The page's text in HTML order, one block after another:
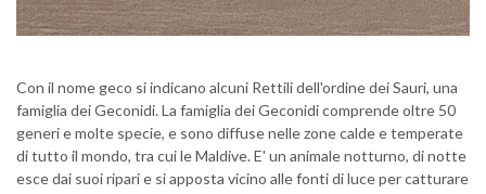
Con il nome geco si indicano alcuni Rettili dell'ordine dei Sauri, una
famiglia dei Geconidi. La famiglia dei Geconidi comprende oltre 50
generi e molte specie, e sono diffuse nelle zone calde e temperate
di tutto il mondo, tra cui le Maldive. E' un animale notturno, di notte
esce dai suoi ripari e si apposta vicino alle fonti di luce per catturare